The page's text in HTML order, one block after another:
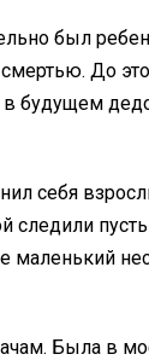
был
До
будущем
себя
следили
маленький
Была в